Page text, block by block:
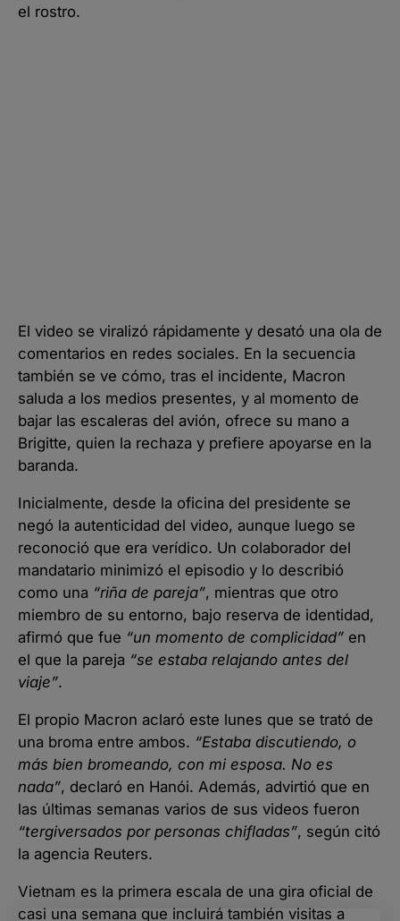
el rostro.
El video se viralizó rápidamente y desató una ola de
comentarios en redes sociales. En la secuencia
también se ve cómo, tras el incidente, Macron
saluda a los medios presentes, y al momento de
bajar las escaleras del avión, ofrece su mano a
Brigitte, quien la rechaza y prefiere apoyarse en la
baranda.
Inicialmente, desde la oficina del presidente se
negó la autenticidad del video, aunque luego se
reconoció que era verídico. Un colaborador del
mandatario minimizó el episodio y lo describió
como una “riña de pareja”, mientras que otro
miembro de su entorno, bajo reserva de identidad,
afirmó que fue “un momento de complicidad” en
el que la pareja “se estaba relajando antes del
viaje”.
El propio Macron aclaró este lunes que se trató de
una broma entre ambos. “Estaba discutiendo, o
más bien bromeando, con mi esposa. No es
nada”, declaró en Hanói. Además, advirtió que en
las últimas semanas varios de sus videos fueron
“tergiversados por personas chifladas”, según citó
la agencia Reuters.
Vietnam es la primera escala de una gira oficial de
casi una semana que incluirá también visitas a